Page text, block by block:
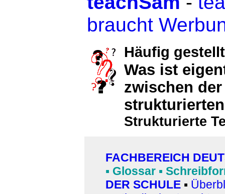
braucht
Häufig
Was ist
zwischen
Strukturierte
FACHBEREICH
▪ Glossar ▪
DER SCHULE ▪